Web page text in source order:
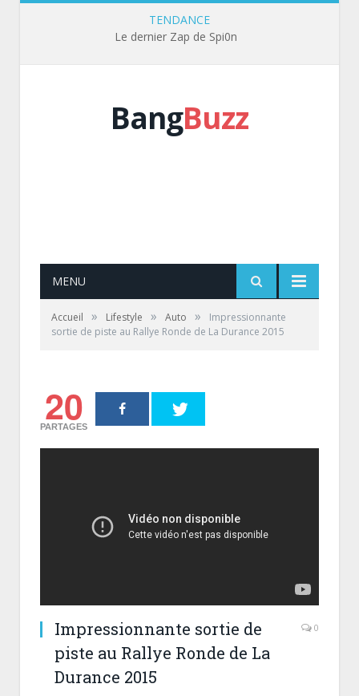
TENDANCE
Le dernier Zap de Spi0n
BangBuzz
MENU
Accueil » Lifestyle » Auto »
Impressionnante
sortie de piste au Rallye Ronde de La Durance 2015
20
PARTAGES
Impressionnante sortie de
piste au Rallye Ronde de La
Durance 2015
0